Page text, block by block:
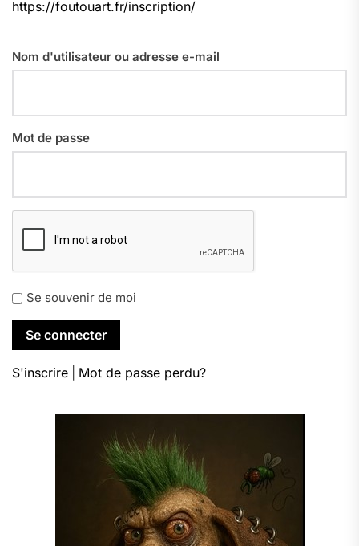
https://foutouart.fr/inscription/
Nom d'utilisateur ou adresse e-mail
Mot de passe
Se souvenir de moi
S'inscrire Mot de passe perdu?